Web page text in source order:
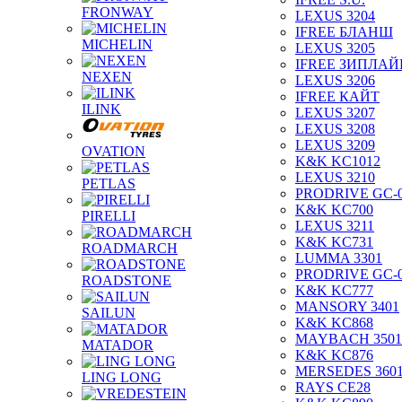
FRONWAY
MICHELIN
NEXEN
ILINK
OVATION
PETLAS
PIRELLI
ROADMARCH
ROADSTONE
SAILUN
MATADOR
LING LONG
LEXUS 3204
IFREE БЛАНШ
LEXUS 3205
IFREE
LEXUS 3206
IFREE КАЙТ
LEXUS 3207
LEXUS 3208
LEXUS 3209
K&K KC1012
LEXUS 3210
PRODRIVE GC-
K&K KC700
LEXUS 3211
K&K KC731
LUMMA 3301
PRODRIVE GC-
K&K KC777
MANSORY 3401
K&K KC868
MAYBACH 3501
K&K KC876
MERSEDES 3601
RAYS CE28